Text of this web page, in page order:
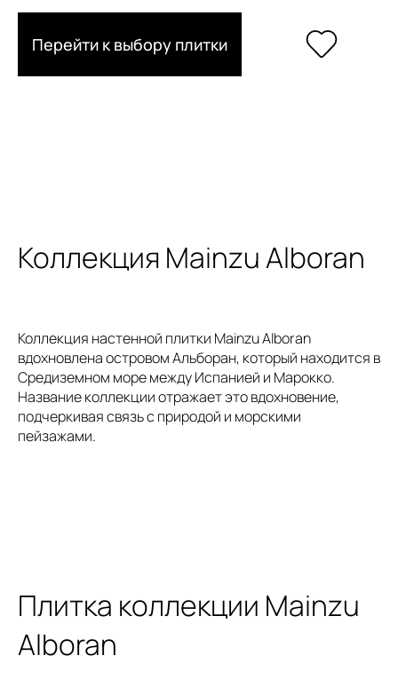
Перейти к выбору плитки
Коллекция Mainzu Alboran
Коллекция настенной плитки Mainzu Alboran
вдохновлена островом Альборан, который находится в
Средиземном море между Испанией и Марокко.
Название коллекции отражает это вдохновение,
подчеркивая связь с природой и морскими
пейзажами.
Плитка коллекции Mainzu
Alboran